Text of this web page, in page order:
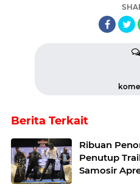
Berita Terkait
Ribuan
Penutup
Samosir